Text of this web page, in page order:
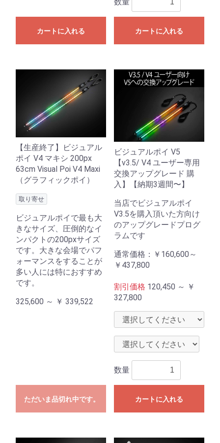
カートに入れる カートに入れる
【生産終了】ビジュアル
ポイ V4 マキシ 200px
63cm Visual Poi V4 Maxi
（グラフィックポイ）
取り寄せ
ビジュアルポイで最も大
きなサイズ、圧倒的なイ
ンパクトの200pxサイズ
です。大きな会場でパフ
ォーマンスをすることが
多い人には特におすすめ
です。
325,600 ～ ￥ 339,522
ただいま品切れ中です。
ビジュアルポイ V5
【v3.5/ V4 ユーザー専用
交換アップグレード 購
入】【納期3週間〜】
当店でビジュアルポイ
V3.5を購入頂いた方向け
のアップグレードプログ
ラムです
通常価格： ￥160,600～
￥437,800
割引価格 120,450 ～ ￥
327,800
数量
カートに入れる